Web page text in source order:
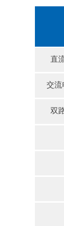
直
交流
双